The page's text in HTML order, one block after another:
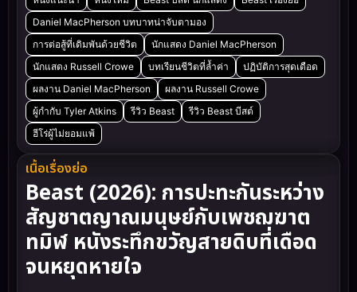
Daniel MacPherson บทบาทน่าจับตามอง
การต่อสู้ที่เดิมพันด้วยชีวิต
นักแสดง Daniel MacPherson
นักแสดง Russell Crowe
บทเรียนชีวิตที่ล้ำค่า
ปฏิบัติการสุดเดือด
ผลงาน Daniel MacPherson
ผลงาน Russell Crowe
ผู้กำกับ Tyler Atkins
รีวิว Beast
รีวิว Beast บีสต์
ฮีโร่ผู้ไม่ยอมแพ้
เนื้อเรื่องย่อ
Beast (2026): การปะทะกันระหว่าง
สัญชาตญาณมนุษย์กับเพชฌฆาต
ทมิฬ หนังระทึกขวัญสายดิบที่เดือด
จนหยุดหายใจ